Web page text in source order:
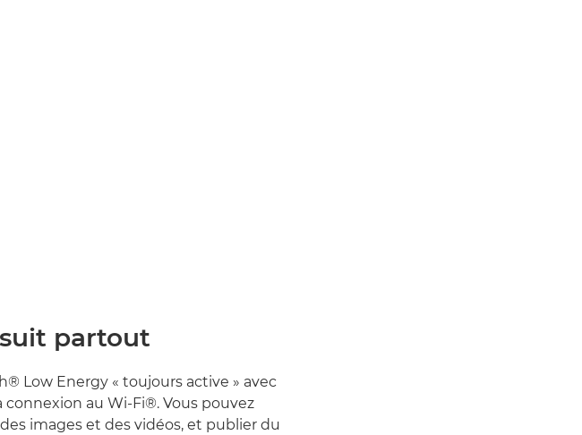
partout
Low Energy « toujours active » avec
au Wi-Fi®. Vous pouvez
images et des vidéos, et publier du